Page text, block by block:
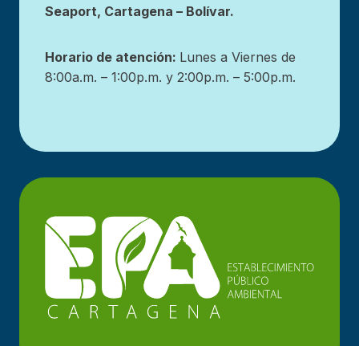
Seaport, Cartagena – Bolívar.
Horario de atención: Lunes a Viernes de
8:00a.m. – 1:00p.m. y 2:00p.m. – 5:00p.m.